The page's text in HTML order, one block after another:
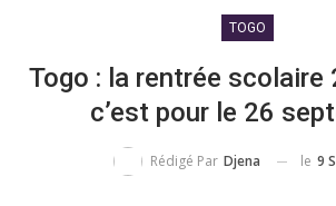
TOGO
Togo : la rentrée scolaire
c’est pour le 26
Rédigé Par Djena le 9